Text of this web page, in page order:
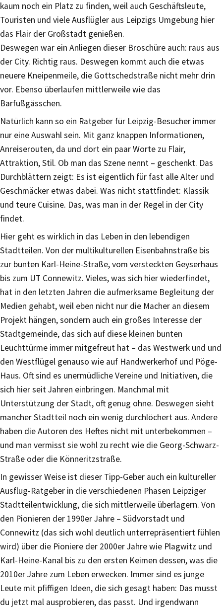
kaum noch ein Platz zu finden, weil auch Geschäftsleute,
Touristen und viele Ausflügler aus Leipzigs Umgebung hier
das Flair der Großstadt genießen.
Deswegen war ein Anliegen dieser Broschüre auch: raus aus
der City. Richtig raus. Deswegen kommt auch die etwas
neuere Kneipenmeile, die Gottschedstraße nicht mehr drin
vor. Ebenso überlaufen mittlerweile wie das
Barfußgässchen.
Natürlich kann so ein Ratgeber für Leipzig-Besucher immer
nur eine Auswahl sein. Mit ganz knappen Informationen,
Anreiserouten, da und dort ein paar Worte zu Flair,
Attraktion, Stil. Ob man das Szene nennt – geschenkt. Das
Durchblättern zeigt: Es ist eigentlich für fast alle Alter und
Geschmäcker etwas dabei. Was nicht stattfindet: Klassik
und teure Cuisine. Das, was man in der Regel in der City
findet.
Hier geht es wirklich in das Leben in den lebendigen
Stadtteilen. Von der multikulturellen Eisenbahnstraße bis
zur bunten Karl-Heine-Straße, vom versteckten Geyserhaus
bis zum UT Connewitz. Vieles, was sich hier wiederfindet,
hat in den letzten Jahren die aufmerksame Begleitung der
Medien gehabt, weil eben nicht nur die Macher an diesem
Projekt hängen, sondern auch ein großes Interesse der
Stadtgemeinde, das sich auf diese kleinen bunten
Leuchttürme immer mitgefreut hat – das Westwerk und und
den Westflügel genauso wie auf Handwerkerhof und Pöge-
Haus. Oft sind es unermüdliche Vereine und Initiativen, die
sich hier seit Jahren einbringen. Manchmal mit
Unterstützung der Stadt, oft genug ohne. Deswegen sieht
mancher Stadtteil noch ein wenig durchlöchert aus. Andere
haben die Autoren des Heftes nicht mit unterbekommen –
und man vermisst sie wohl zu recht wie die Georg-Schwarz-
Straße oder die Könneritzstraße.
In gewisser Weise ist dieser Tipp-Geber auch ein kultureller
Ausflug-Ratgeber in die verschiedenen Phasen Leipziger
Stadtteilentwicklung, die sich mittlerweile überlagern. Von
den Pionieren der 1990er Jahre – Südvorstadt und
Connewitz (das sich wohl deutlich unterrepräsentiert fühlen
wird) über die Pioniere der 2000er Jahre wie Plagwitz und
Karl-Heine-Kanal bis zu den ersten Keimen dessen, was die
2010er Jahre zum Leben erwecken. Immer sind es junge
Leute mit pfiffigen Ideen, die sich gesagt haben: Das musst
du jetzt mal ausprobieren, das passt. Und irgendwann